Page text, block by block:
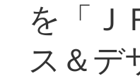
を「Ｊ
ス＆デ